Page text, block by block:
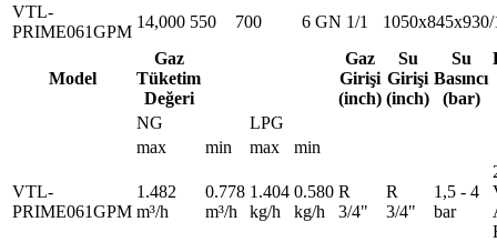
VTL-
PRIME061GPM
14,000 550 700 6 GN 1/1 1050x845x930/
Model
Gaz
Tüketim
Değeri
Gaz
Girişi
(inch)
Su
Girişi
(inch)
Su
Basıncı
(bar)
NG
LPG
max
min max min
VTL-
PRIME061GPM
1.482
m³/h
0.778
m³/h
1.404
kg/h
0.580
kg/h
R
3/4"
R
3/4"
1,5 - 4
bar